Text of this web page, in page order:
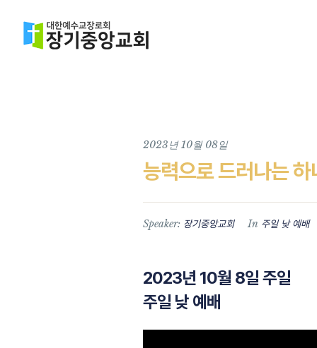
2023년 10월 08일
능력으로 드러나는 하
Speaker: 장기중앙교회 In 주일 낮 예배
2023년 10월 8일 주일
주일 낮 예배